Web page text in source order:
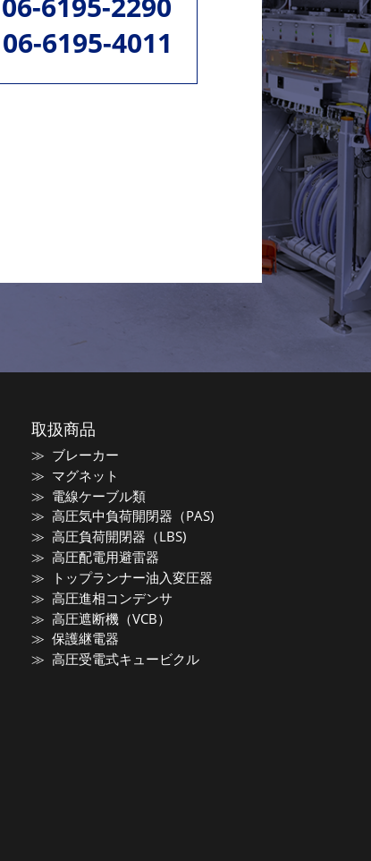
06-6195-4011
取扱商品
ブレーカー
マグネット
電線ケーブル類
高圧気中負荷開閉器（PAS)
高圧負荷開閉器（LBS)
高圧配電用避雷器
トップランナー油入変圧器
高圧進相コンデンサ
高圧遮断機（VCB）
保護継電器
高圧受電式キュービクル